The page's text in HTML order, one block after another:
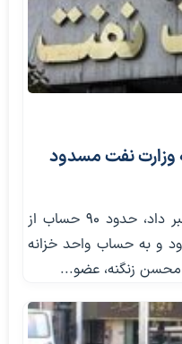
وزارت نفت مسدود
عضو کمیسیون برنامه و بودجه خبر داد، حدود ۹۰ حساب از
و به حساب واحد خزانه
زنگنه، عضو...